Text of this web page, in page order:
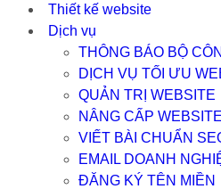
Thiết kế website
Dịch vụ
THÔNG BÁO BỘ
DỊCH VỤ TỐI ƯU
QUẢN TRỊ WEBSITE
NÂNG CẤP WEBSITE
VIẾT BÀI CHUẨN
EMAIL DOANH
ĐĂNG KÝ TÊN MIỀN